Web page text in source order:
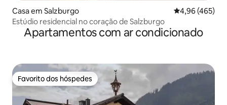
Casa em Salzburgo Classificação
4,96 (465)
Estúdio residencial no coração de Salzburgo
Apartamentos com ar condicionado
Favorito dos hóspedes
Favorito dos hóspedes